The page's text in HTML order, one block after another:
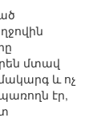
մտավ
և ոչ
էր,